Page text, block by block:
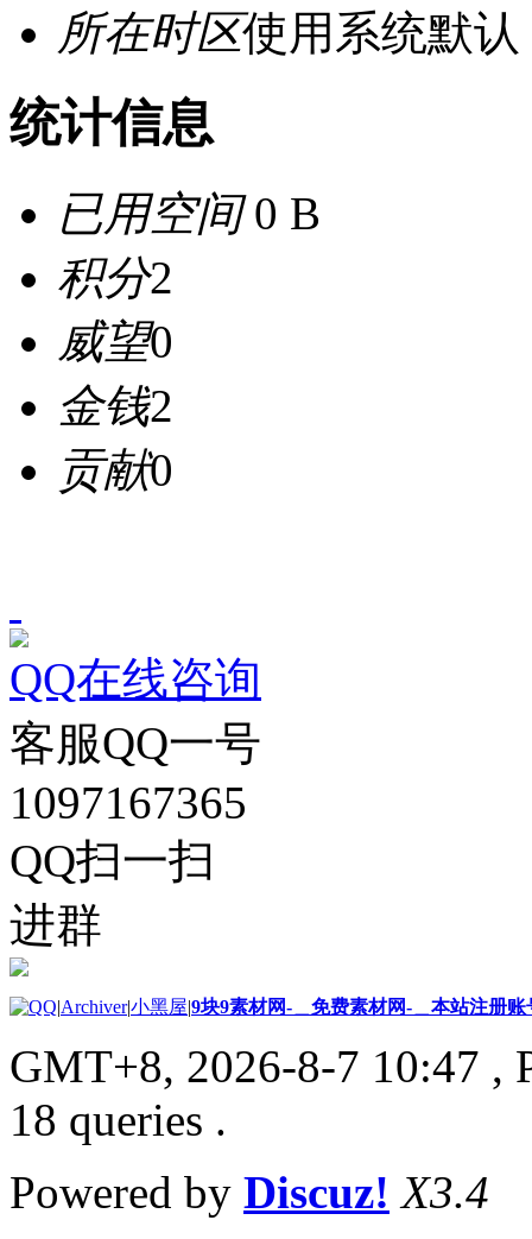
所在时区使用系统默认
统计信息
已用空间0 B
积分2
威望0
金钱2
贡献0
QQ在线咨询
客服QQ一号
1097167365
QQ扫一扫
进群
|Archiver|小黑屋|9块9素材网-＿免费素材网-＿本站注册账
GMT+8, 2026-8-7 10:47 ,
18 queries .
Powered by Discuz! X3.4